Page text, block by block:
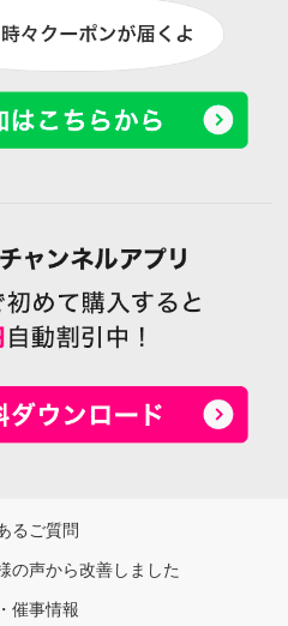
るご質問
の声から改善しました
催事情報